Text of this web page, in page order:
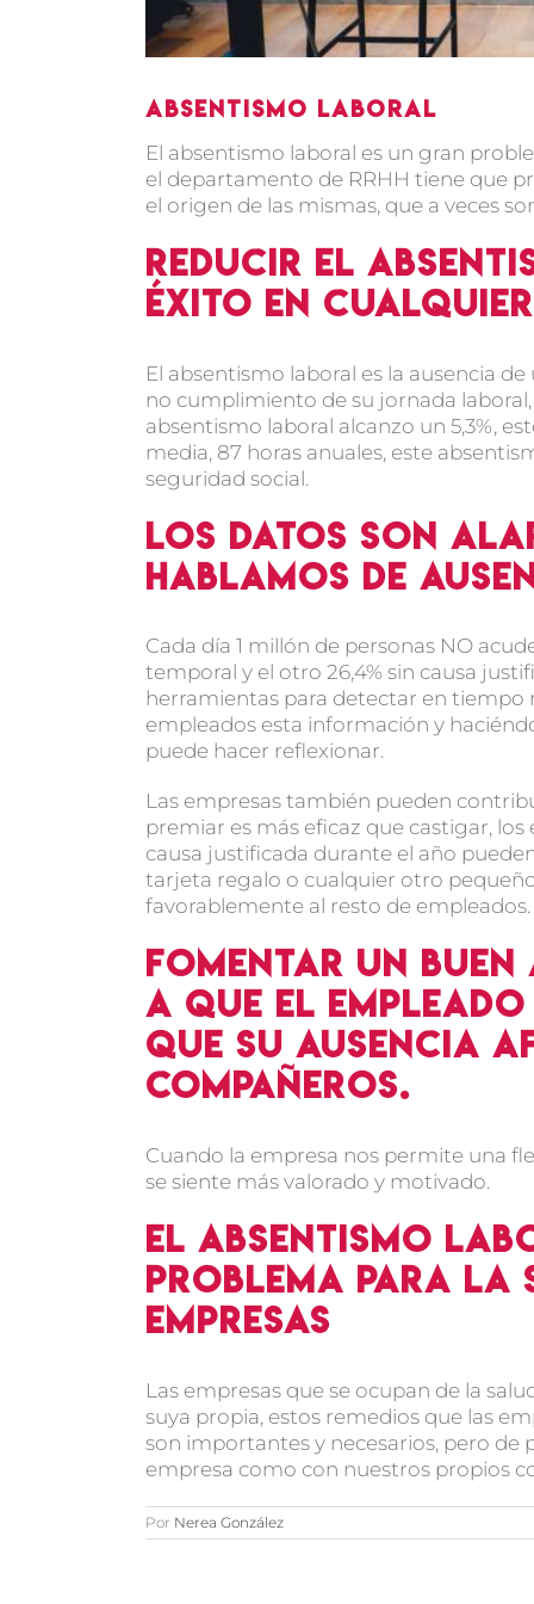
Absentismo laboral
El absentismo laboral es un gran
el departamento de RRHH tiene que
el origen de las mismas, que a veces
Reducir el
éxito en cualquier
El absentismo laboral es la ausencia
no cumplimiento de su jornada laboral,
absentismo laboral alcanzo un 5,3%,
media, 87 horas anuales, este
seguridad social.
Los datos son
hablamos de
Cada día 1 millón de personas NO
temporal y el otro 26,4% sin causa
herramientas para detectar en tiempo
empleados esta información y
puede hacer reflexionar.
Las empresas también pueden
premiar es más eficaz que castigar,
causa justificada durante el año
tarjeta regalo o cualquier otro
favorablemente al resto de empleados.
Fomentar un
a que el empleado
que su ausencia
compañeros.
Cuando la empresa nos permite una
se siente más valorado y motivado.
El absentismo
problema para la
empresas
Las empresas que se ocupan de la
suya propia, estos remedios que las
son importantes y necesarios, pero de
empresa como con nuestros propios
Por Nerea González